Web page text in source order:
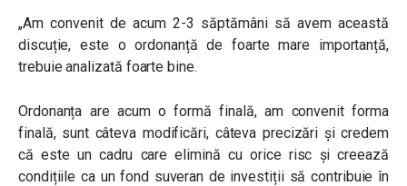
„Am convenit de acum 2-3 săptămâni să avem această
discuție, este o ordonanță de foarte mare importanță,
trebuie analizată foarte bine.
Ordonanța are acum o formă finală, am convenit forma
finală, sunt câteva modificări, câteva precizări și credem
că este un cadru care elimină cu orice risc și creează
condițiile ca un fond suveran de investiții să contribuie în